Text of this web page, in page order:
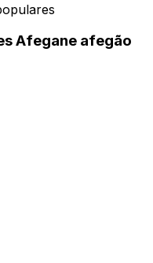
Afegane afegão